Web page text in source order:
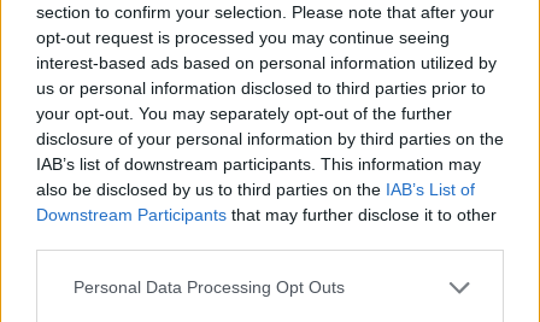
section to confirm your selection. Please note that after your
opt-out request is processed you may continue seeing
interest-based ads based on personal information utilized by
us or personal information disclosed to third parties prior to
your opt-out. You may separately opt-out of the further
disclosure of your personal information by third parties on the
IAB’s list of downstream participants. This information may
also be disclosed by us to third parties on the IAB’s List of
Downstream Participants that may further disclose it to other
Personal Data Processing Opt Outs
squalificato nella 38a giornata di campionato
Diffidati
Kelly L.